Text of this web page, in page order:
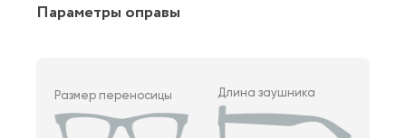
Параметры оправы
Размер переносицы Длина заушника